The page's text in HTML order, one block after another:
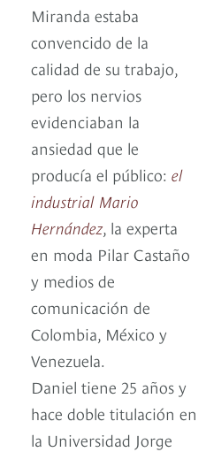
Miranda estaba
convencido de la
calidad de su trabajo,
pero los nervios
evidenciaban la
ansiedad que le
producía el público: el
industrial Mario
Hernández, la experta
en moda Pilar Castaño
y medios de
comunicación de
Colombia, México y
Venezuela.
Daniel tiene 25 años y
hace doble titulación en
la Universidad Jorge